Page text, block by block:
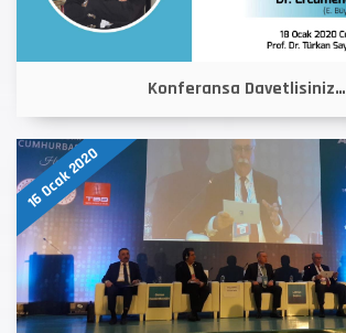
Konferansa Davetlisiniz…
16 Ocak 2020